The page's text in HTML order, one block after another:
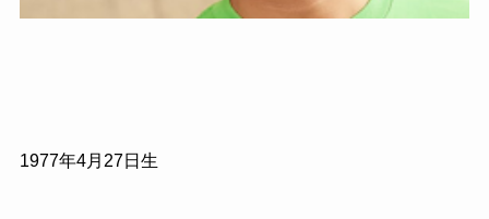
1977年4月 27日生